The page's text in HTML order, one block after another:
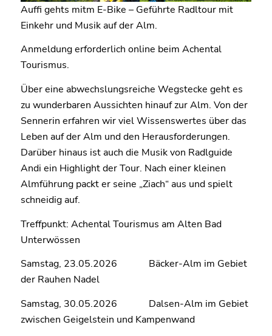
Auffi gehts mitm E-Bike – Geführte Radltour mit
Einkehr und Musik auf der Alm.
Anmeldung erforderlich online beim Achental
Tourismus.
Über eine abwechslungsreiche Wegstecke geht es
zu wunderbaren Aussichten hinauf zur Alm. Von der
Sennerin erfahren wir viel Wissenswertes über das
Leben auf der Alm und den Herausforderungen.
Darüber hinaus ist auch die Musik von Radlguide
Andi ein Highlight der Tour. Nach einer kleinen
Almführung packt er seine „Ziach“ aus und spielt
schneidig auf.
Treffpunkt: Achental Tourismus am Alten Bad
Unterwössen
Samstag, 23.05.2026 Bäcker-Alm im Gebiet
der Rauhen Nadel
Samstag, 30.05.2026 Dalsen-Alm im Gebiet
zwischen Geigelstein und Kampenwand